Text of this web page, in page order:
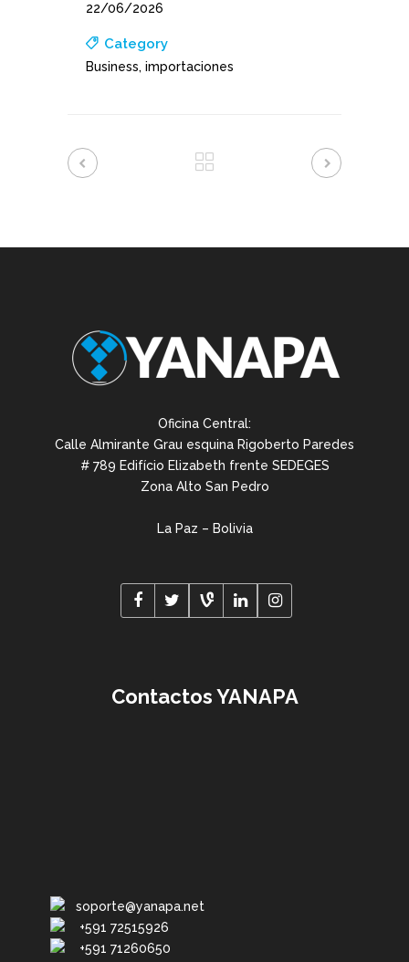
22/06/2026
Category
Business, importaciones
Oficina Central:
Calle Almirante Grau esquina Rigoberto Paredes
# 789 Edifício Elizabeth frente SEDEGES
Zona Alto San Pedro
La Paz – Bolivia
Contactos YANAPA
soporte@yanapa.net
+591 72515926
+591 71260650